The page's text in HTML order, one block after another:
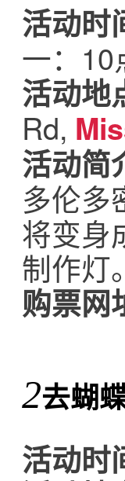
活动时
一：10
活动地
Rd,
活动简
多伦多
将变身
制作灯
购票网
2去蝴
活动时